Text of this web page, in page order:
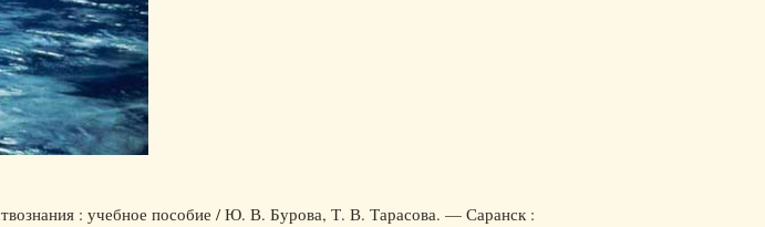
: учебное пособие / Ю. В. Бурова, Т. В. Тарасова. — Саранск :